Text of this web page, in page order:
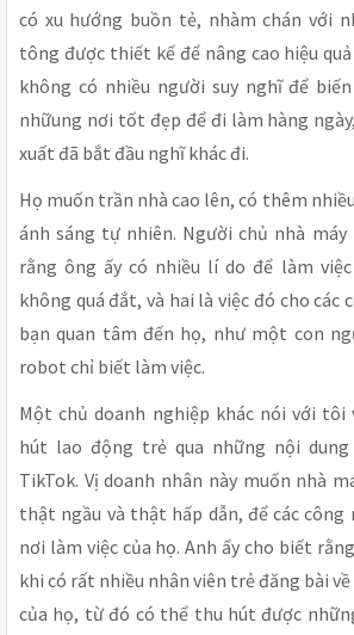
có xu hướng buồn tẻ, nhàm chán với
tông được thiết kế để nâng cao hiệu
không có nhiều người suy nghĩ để
nhữung nơi tốt đẹp để đi làm hàng
xuất đã bắt đầu nghĩ khác đi.
Họ muốn trần nhà cao lên, có thêm
ánh sáng tự nhiên. Người chủ nhà
rằng ông ấy có nhiều lí do để làm
không quá đắt, và hai là việc đó cho các
bạn quan tâm đến họ, như một con
robot chỉ biết làm việc.
Một chủ doanh nghiệp khác nói với tôi
hút lao động trẻ qua những nội
TikTok. Vị doanh nhân này muốn nhà
thật ngầu và thật hấp dẫn, để các công
nơi làm việc của họ. Anh ấy cho biết
khi có rất nhiều nhân viên trẻ đăng bài
của họ, từ đó có thể thu hút được